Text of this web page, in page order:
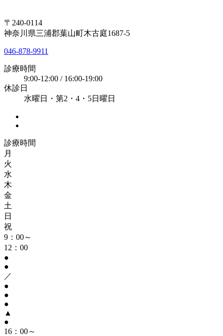
〒240-0114
神奈川県三浦郡葉山町木古庭1687-5
046-878-9911
診療時間
9:00-12:00 / 16:00-19:00
休診日
水曜日・第2・4・5日曜日
診療時間
月
火
水
木
金
土
日
祝
9：00～
12：00
●
●
／
●
●
●
▲
●
16：00～